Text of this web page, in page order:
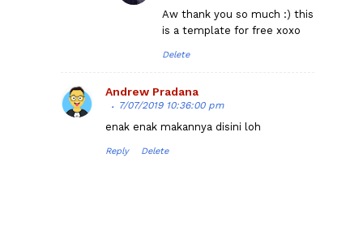
Aw thank you so much :) this
is a template for free xoxo
Delete
Andrew Pradana
7/07/2019 10:36:00 pm
enak enak makannya disini loh
Reply Delete